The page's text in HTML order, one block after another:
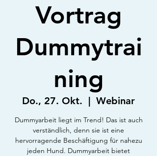
Vortrag
Dummytrai
ning
Do., 27. Okt.
  |
Webinar
Dummyarbeit liegt im Trend! Das ist auch
verständlich, denn sie ist eine
hervorragende Beschäftigung für nahezu
jeden Hund. Dummyarbeit bietet